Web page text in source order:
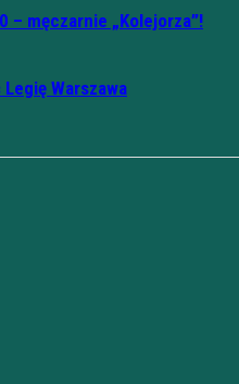
– męczarnie „Kolejorza”!
Warszawa